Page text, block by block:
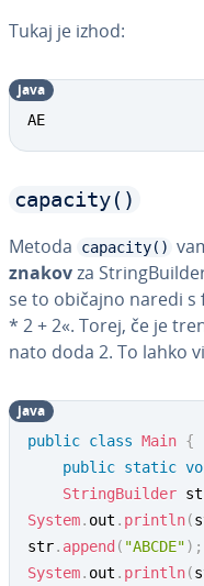
Tukaj je izhod:
AE
java
capacity()
Metoda capacity()
znakovza
se to običajno naredi
* 2 + 2«. Torej, če je
nato doda 2. To lahko
public class Main {
public static
StringBuilder
System. out . println(
str. append ( "ABCDE") ;
System. out . println(
java